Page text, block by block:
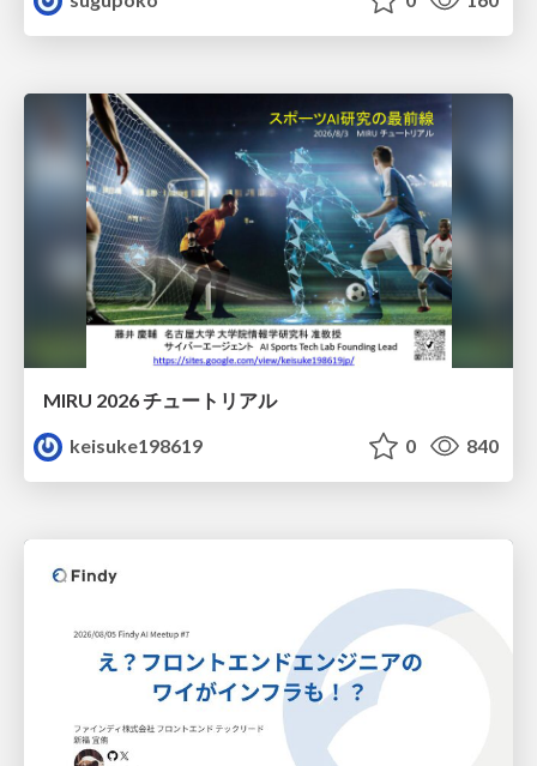
MIRU 2026 チュートリアル
keisuke198619
0 840